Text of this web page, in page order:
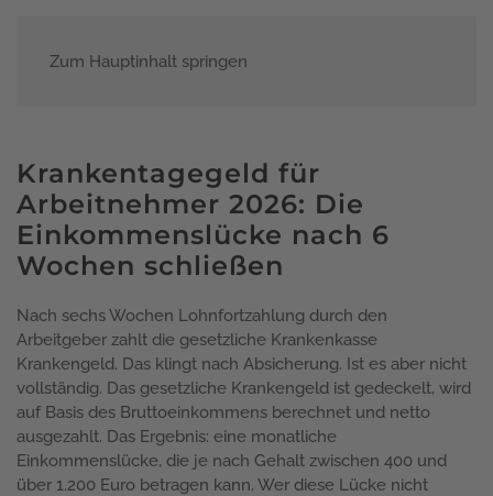
Zum Hauptinhalt springen
Krankentagegeld für
Arbeitnehmer 2026: Die
Einkommenslücke nach 6
Wochen schließen
Nach sechs Wochen Lohnfortzahlung durch den
Arbeitgeber zahlt die gesetzliche Krankenkasse
Krankengeld. Das klingt nach Absicherung. Ist es aber nicht
vollständig. Das gesetzliche Krankengeld ist gedeckelt, wird
auf Basis des Bruttoeinkommens berechnet und netto
ausgezahlt. Das Ergebnis: eine monatliche
Einkommenslücke, die je nach Gehalt zwischen 400 und
über 1.200 Euro betragen kann. Wer diese Lücke nicht